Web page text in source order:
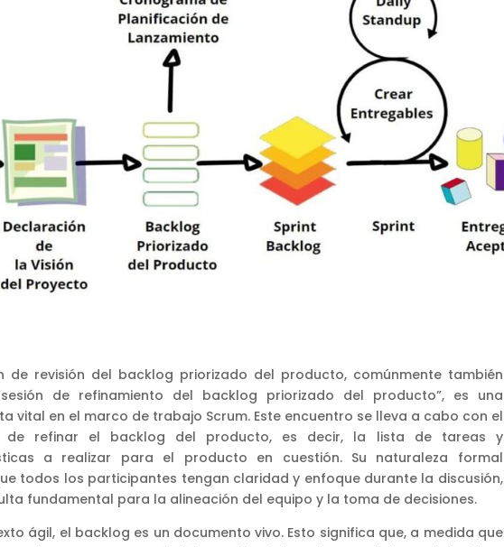
de revisión del backlog priorizado del producto, comúnmente también
de refinamiento del backlog priorizado del producto”, es una
vital en el marco de trabajo Scrum. Este encuentro se lleva a cabo con el
de refinar el backlog del producto, es decir, la lista de tareas y
a realizar para el producto en cuestión. Su naturaleza formal
todos los participantes tengan claridad y enfoque durante la discusión,
fundamental para la alineación del equipo y la toma de decisiones.
ágil, el backlog es un documento vivo. Esto significa que, a medida que